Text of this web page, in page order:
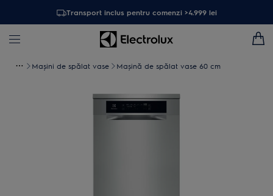
Transport inclus pentru comenzi >4.999 lei
Maşini de spălat vase Mașină de spălat vase 60 cm